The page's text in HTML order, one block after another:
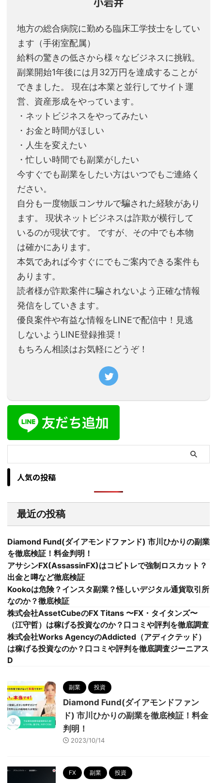
地方の総合病院に勤める臨床工学技士をしてい
ます（手術室配属）
給料の驚きの低さから様々なビジネスに挑戦。
副業開始1年後には月32万円を達成することが
できました。 現在は本業と並行してサイト運
営、資産形成をやっています。
・ネットビジネスをやってみたい
・お金と時間がほしい
・人生を変えたい
・忙しい時間でも副業がしたい
今すぐでも副業をしたい方はいつでもご連絡く
ださい。
自分も一度物販コンサルで騙された経験があり
ます。 現状ネットビジネスは詐欺が横行して
いるのが現状です。 ですが、その中でも本物
は確かにあります。
本気であれば今すぐにでもご案内できる案件も
あります。
読者様が詐欺案件に騙されないよう正確な情報
発信をしていきます。
優良案件や有益な情報をLINEで配信中！見逃
しないようLINE登録推奨！
もちろん相談はお気軽にどうぞ！
人気の投稿
最近の投稿
Diamond Fund(ダイアモンドファンド) 市川ひかりの副業
を徹底検証！料金判明！
アサシンFX(AssassinFX)はコピトレで強制ロスカット？
出金と噂など徹底検証
Kookoは危険？インスタ副業？怪しいデジタル通貨取引所
なのか？徹底検証
株式会社AssetCubeのFX Titans 〜FX・タイタンズ〜
（江守哲）は稼げる投資なのか？口コミや評判を徹底調査
株式会社Works AgencyのAddicted（アディクテッド）
は稼げる投資なのか？口コミや評判を徹底調査ジーニアス
D
副業 投資
Diamond Fund(ダイアモンドファン
ド) 市川ひかりの副業を徹底検証！料金
判明！
2023/10/14
FX 副業 投資